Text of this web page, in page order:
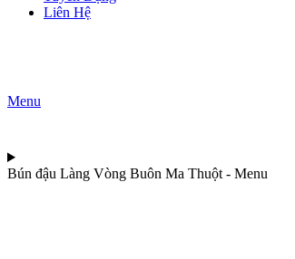
Liên Hệ
Menu
Bún đậu Làng Vòng Buôn Ma Thuột - Menu